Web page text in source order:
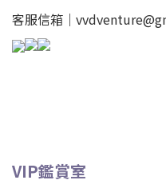
客服信箱｜
VIP鑑賞室